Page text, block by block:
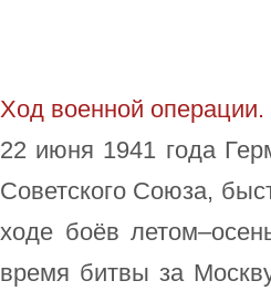
Ход военной
22 июня 1941 года
Советского Союза,
ходе боёв
время битвы за